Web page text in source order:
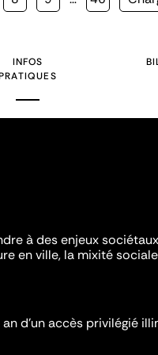
INFOS
à des enjeux
en ville, la mixité
d’un accès privilégié